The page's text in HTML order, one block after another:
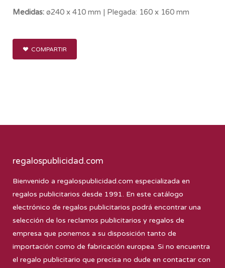
Medidas: ø240 x 410 mm | Plegada: 160 x 160 mm
COMPARTIR
regalospublicidad.com
Bienvenido a regalospublicidad.com especializada en
regalos publicitarios desde 1991. En este catálogo
electrónico de regalos publicitarios podrá encontrar una
selección de los reclamos publicitarios y regalos de
empresa que ponemos a su disposición tanto de
importación como de fabricación europea. Si no encuentra
el regalo publicitario que precisa no dude en contactar con